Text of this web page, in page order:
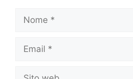
Nome
Email
Sito